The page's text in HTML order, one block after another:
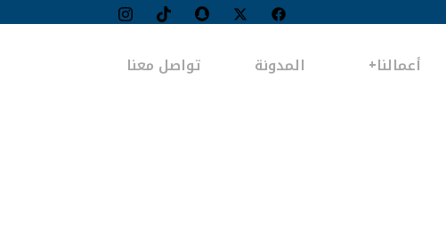
أعمالنا المدونة تواصل معنا